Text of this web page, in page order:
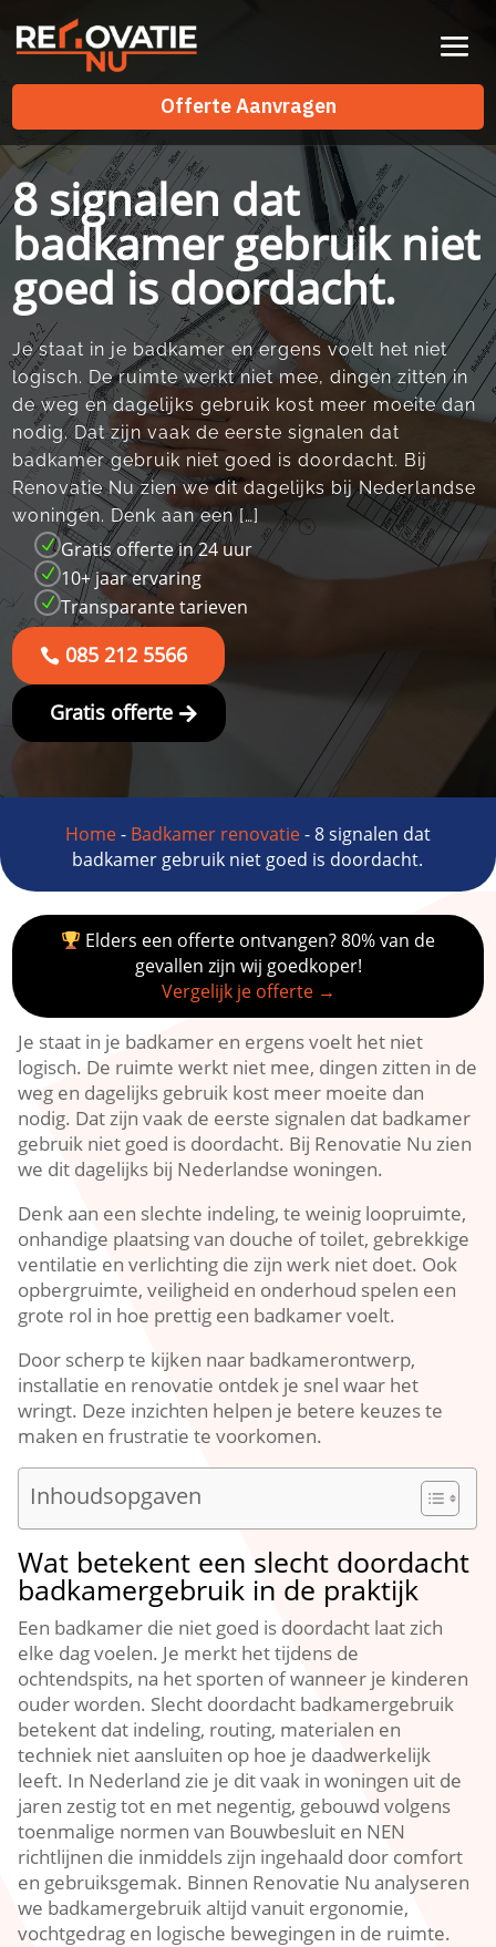
Offerte Aanvragen
Offerte Aanvragen
8 signalen dat
badkamer gebruik niet
goed is doordacht.
Je staat in je badkamer en ergens voelt het niet
logisch.​ De ruimte werkt niet mee, dingen zitten in
de weg en dagelijks gebruik kost meer moeite dan
nodig.​ Dat zijn vaak de eerste signalen dat
badkamer gebruik niet goed is doordacht.​ Bij
Renovatie Nu zien we dit dagelijks bij Nederlandse
woningen.​ Denk aan een […]
N Gratis offerte in 24 uur
N 10+ jaar ervaring
N Transparante tarieven
085 212 5566
Gratis offerte
Home- Badkamer renovatie-8 signalen dat
badkamer gebruik niet goed is doordacht.
Elders een offerte ontvangen? 80% van de
gevallen zijn wij goedkoper!
Vergelijk je offerte →
Je staat in je badkamer en ergens voelt het niet
logisch.​ De ruimte werkt niet mee, dingen zitten in de
weg en dagelijks gebruik kost meer moeite dan
nodig.​ Dat zijn vaak de eerste signalen dat badkamer
gebruik niet goed is doordacht.​ Bij Renovatie Nu zien
we dit dagelijks bij Nederlandse woningen.​
Denk aan een slechte indeling, te weinig loopruimte,
onhandige plaatsing van douche of toilet, gebrekkige
ventilatie en verlichting die zijn werk niet doet.​ Ook
opbergruimte, veiligheid en onderhoud spelen een
grote rol in hoe prettig een badkamer voelt.​
Door scherp te kijken naar badkamerontwerp,
installatie en renovatie ontdek je snel waar het
wringt.​ Deze inzichten helpen je betere keuzes te
maken en frustratie te voorkomen.​
Inhoudsopgaven
Wat betekent een slecht doordacht
badkamergebruik in de praktijk
Een badkamer die niet goed is doordacht laat zich
elke dag voelen.​ Je merkt het tijdens de
ochtendspits, na het sporten of wanneer je kinderen
ouder worden.​ Slecht doordacht badkamergebruik
betekent dat indeling, routing, materialen en
techniek niet aansluiten op hoe je daadwerkelijk
leeft.​ In Nederland zie je dit vaak in woningen uit de
jaren zestig tot en met negentig, gebouwd volgens
toenmalige normen van Bouwbesluit en NEN
richtlijnen die inmiddels zijn ingehaald door comfort
en gebruiksgemak.​ Binnen Renovatie Nu analyseren
we badkamergebruik altijd vanuit ergonomie,
vochtgedrag en logische bewegingen in de ruimte.​